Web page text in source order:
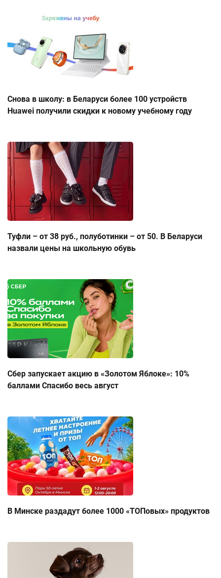
Снова в школу: в Беларуси более 100 устройств
Huawei получили скидки к новому учебному году
Туфли – от 38 руб., полуботинки – от 50. В Беларуси
назвали цены на школьную обувь
Сбер запускает акцию в «Золотом Яблоке»: 10%
баллами Спасибо весь август
В Минске раздадут более 1000 «ТОПовых» продуктов